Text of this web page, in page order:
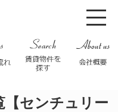
【センチュリー